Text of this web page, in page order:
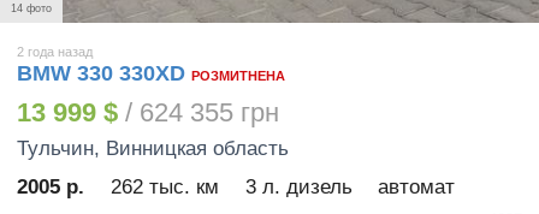
14 фото
2 года назад
BMW 330 330XD РОЗМИТНЕНА
13 999 $ / 624 355 грн
Тульчин, Винницкая область
2005 р.
262 тыс. км 3 л. дизель автомат